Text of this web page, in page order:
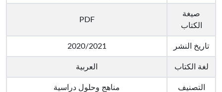
صيغة
الكتاب
PDF
تاريخ النشر 2020/2021
لغة الكتاب العربية
التصنيف مناهج وحلول دراسية